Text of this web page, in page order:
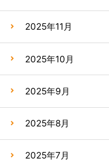
2025年11月
2025年10月
2025年9月
2025年8月
2025年7月